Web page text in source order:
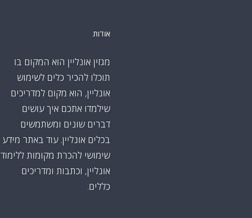
אודות
מגזין אונליין הוא המקום בו
תוכלו להכיר כלים לשימוש
אונליין, הוא מקום למדריכים
שילמדו אתכם איך עושים
דברים שונים ומשתמשים
בכלים אונליין. עוד באתר מידע
שימושי להכרת מקומות ללימוד
אונליין, וכתבות ומדריכים
כללים.